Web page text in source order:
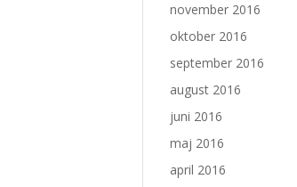
november 2016
oktober 2016
september 2016
august 2016
juni 2016
maj 2016
april 2016